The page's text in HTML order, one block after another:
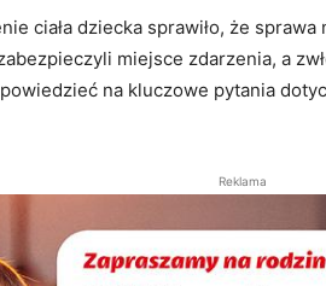
ciała dziecka sprawiło, że
miejsce zdarzenia, a
na kluczowe pytania
Reklama